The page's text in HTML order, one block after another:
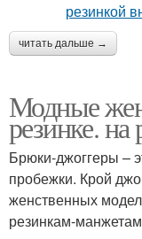
читать дальше →
Модные
резинке. на
Брюки-джоггеры –
пробежки. Крой
женственных
резинкам-